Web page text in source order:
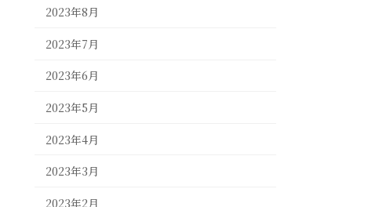
2023年8月
2023年7月
2023年6月
2023年5月
2023年4月
2023年3月
2023年2月